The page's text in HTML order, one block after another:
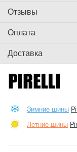
Отзывы
Оплата
Доставка
Зимние шины
Летние шины